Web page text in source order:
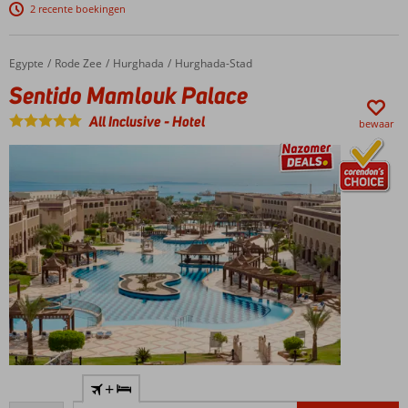
het
privéstrand
familiekamers
bestaande uit
restaurants
en bars
2 recente boekingen
Home
Egypte Rode Zee Hurghada Hurghada-Stad
Sentido Mamlouk Palace
Sentido Mamlouk Palace
All Inclusive-Hotel bewaar
sterrenhotel +